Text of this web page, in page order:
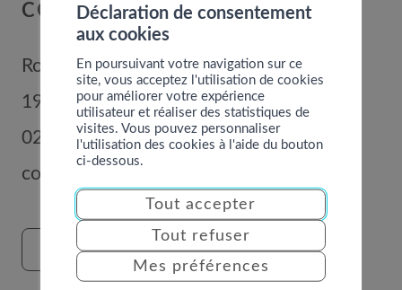
COMMUNE DE NENDAZ
Route de Nendaz 352
1996
Basse-Nendaz
027 289 56 00
commune@nendaz.org
FORMULAIRE DE CONTACT
Déclaration de consentement
aux cookies
En poursuivant votre navigation sur ce
site, vous acceptez l'utilisation de cookies
pour améliorer votre expérience
utilisateur et réaliser des statistiques de
visites. Vous pouvez personnaliser
l'utilisation des cookies à l'aide du bouton
ci-dessous.
Tout accepter
Tout refuser
Mes préférences